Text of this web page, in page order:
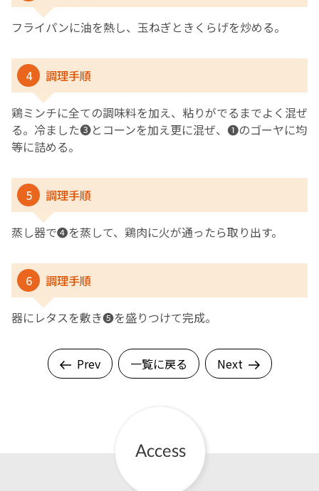
フライパンに油を熱し、玉ねぎときくらげを炒める。
4 調理手順
鶏ミンチに全ての調味料を加え、粘りがでるまでよく混ぜ
る。冷ました❸とコーンを加え更に混ぜ、❶のゴーヤに均
等に詰める。
5 調理手順
蒸し器で❹を蒸して、鶏肉に火が通ったら取り出す。
6 調理手順
器にレタスを敷き❺を盛りつけて完成。
Prev 一覧に戻る Next